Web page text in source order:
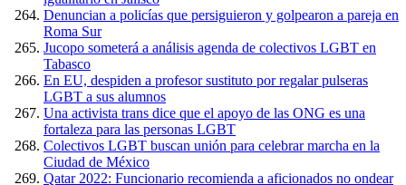
Denuncian a policías que persiguieron y golpearon a pareja en
Roma Sur
Jucopo someterá a análisis agenda de colectivos LGBT en
Tabasco
En EU, despiden a profesor sustituto por regalar pulseras
LGBT a sus alumnos
Una activista trans dice que el apoyo de las ONG es una
fortaleza para las personas LGBT
Colectivos LGBT buscan unión para celebrar marcha en la
Ciudad de México
Qatar 2022: Funcionario recomienda a aficionados no ondear